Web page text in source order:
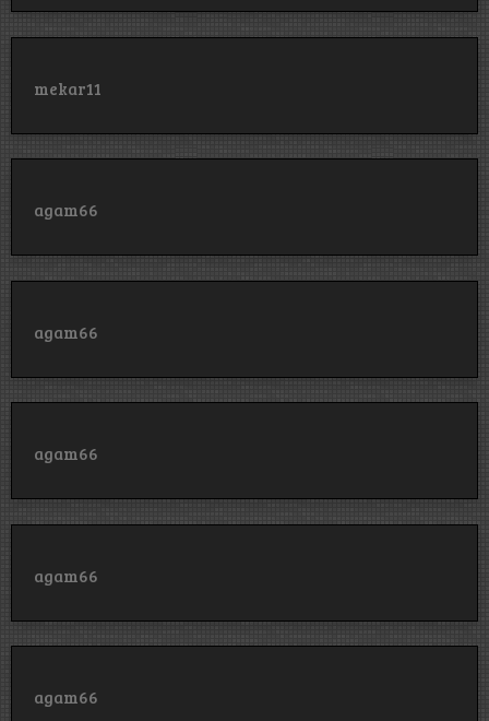
mekar11
agam66
agam66
agam66
agam66
agam66